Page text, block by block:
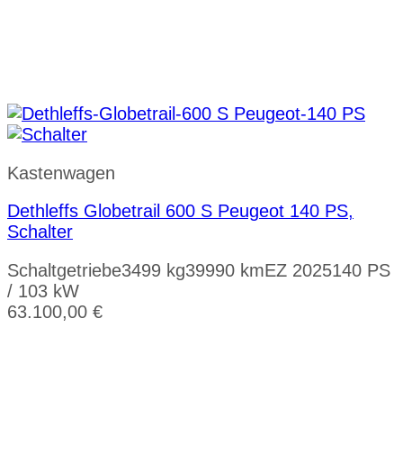
Kastenwagen
Dethleffs Globetrail 600 S Peugeot 140 PS,
Schalter
Schaltgetriebe3499 kg39990 kmEZ 2025140 PS
/ 103 kW
63.100,00 €